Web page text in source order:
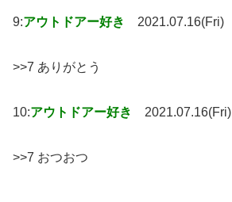
9:アウトドアー好き 2021.07.16(Fri)
>>7 ありがとう
10:アウトドアー好き 2021.07.16(Fri)
>>7 おつおつ